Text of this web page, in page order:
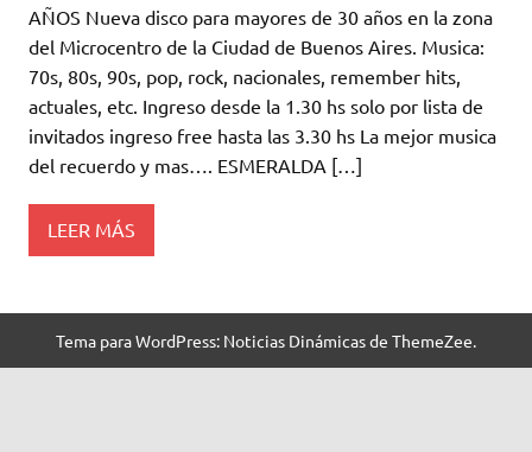
AÑOS Nueva disco para mayores de 30 años en la zona
del Microcentro de la Ciudad de Buenos Aires. Musica:
70s, 80s, 90s, pop, rock, nacionales, remember hits,
actuales, etc. Ingreso desde la 1.30 hs solo por lista de
invitados ingreso free hasta las 3.30 hs La mejor musica
del recuerdo y mas…. ESMERALDA […]
LEER MÁS
Tema para WordPress: Noticias Dinámicas de ThemeZee.